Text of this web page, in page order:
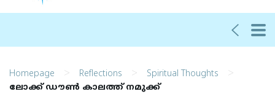
Homepage > Reflections > Spiritual Thoughts >
ലോക്ക് ഡൗണ്‍ കാലത്ത് നമുക്ക്